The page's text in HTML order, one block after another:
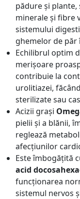
pădure și plante,
minerale și fibre
sistemului
ghemelor de păr
Echilibrul optim
merișoare
contribuie la
urolitiazei,
sterilizate sau
Acizii grași
pielii și a blănii,
reglează
afecțiunilor
Este îmbogățită
acid
funcționarea
sistemul nervos